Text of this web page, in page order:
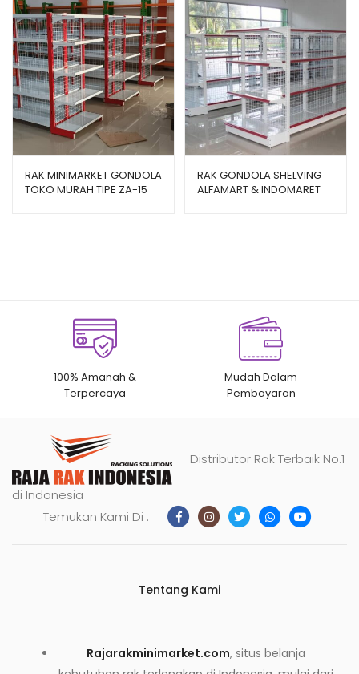
RAK MINIMARKET GONDOLA
TOKO MURAH TIPE ZA-15
RAK GONDOLA SHELVING
ALFAMART & INDOMARET
100% Amanah &
Terpercaya
Mudah Dalam
Pembayaran
Distributor Rak Terbaik No.1
di Indonesia
Temukan Kami Di :
Tentang Kami
Rajarakminimarket.com, situs belanja